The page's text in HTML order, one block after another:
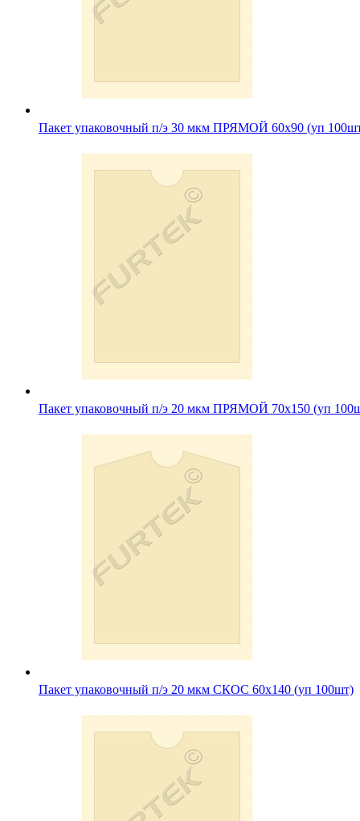
Пакет упаковочный п/э 30 мкм ПРЯМОЙ 60х90 (уп
Пакет упаковочный п/э 20 мкм ПРЯМОЙ 70х150 (уп
Пакет упаковочный п/э 20 мкм СКОС 60х140 (уп 100шт)